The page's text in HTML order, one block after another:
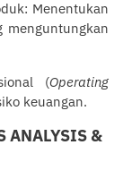
Menentukan
menguntungkan
(Operating
keuangan.
ANALYSIS &